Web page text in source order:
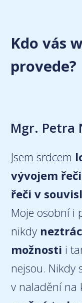
Kdo vás
provede?
Mgr. Petra
Jsem srdcem
vývojem
řeči v
Moje osobní i
nikdy
možnosti i
nejsou. Nikdy
v naladění na